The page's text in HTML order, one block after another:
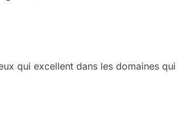
qui excellent dans les domaines qui